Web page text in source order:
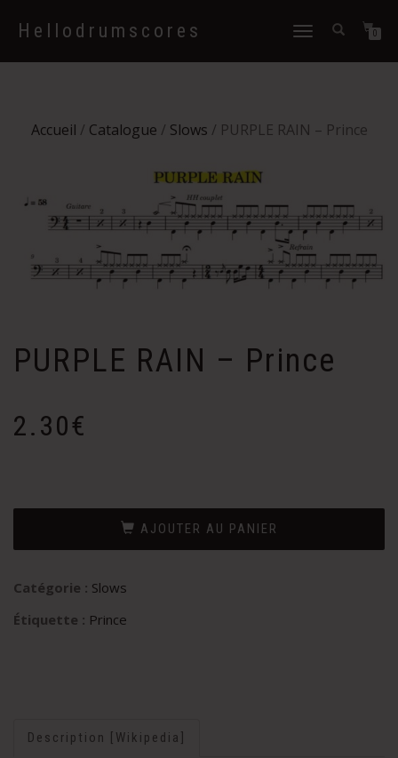
Hellodrumscores
Déplier
navigation
0
Accueil / Catalogue / Slows / PURPLE RAIN – Prince
PURPLE RAIN – Prince
2.30€
AJOUTER AU PANIER
Catégorie : Slows
Étiquette : Prince
Description [Wikipedia]